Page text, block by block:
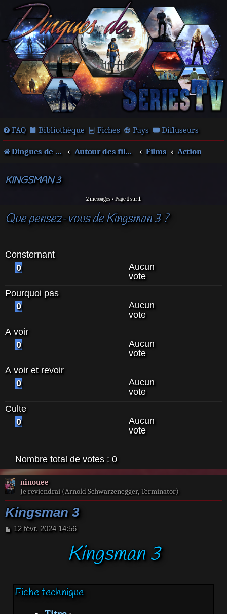
FAQ Bibliothèque Fiches Pays Diffuseurs
Dingues de séries télé ! Autour des films et séries Films Action
KINGSMAN 3
2 messages • Page1sur1
Que pensez-vous de Kingsman 3 ?
Consternant
0
Aucun
vote
Pourquoi pas
0
Aucun
vote
A voir
0
Aucun
vote
A voir et revoir
0
Aucun
vote
Culte
0
Aucun
vote
Nombre total de votes : 0
ninouee
Je reviendrai (Arnold Schwarzenegger, Terminator)
Kingsman 3
M
e
12 févr. 2024 14:56
Kingsman 3
Fiche technique